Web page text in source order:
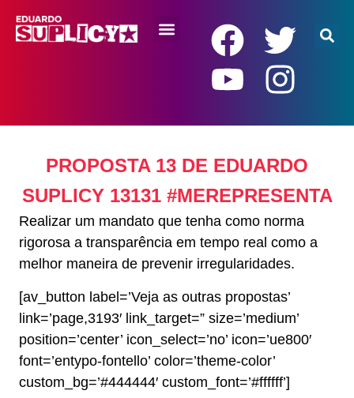
PROPOSTA 13 DE EDUARDO
SUPLICY 13131 #MEREPRESENTA
Realizar um mandato que tenha como norma
rigorosa a transparência em tempo real como a
melhor maneira de prevenir irregularidades.
[av_button label=’Veja as outras propostas’
link=’page,3193′ link_target=” size=’medium’
position=’center’ icon_select=’no’ icon=’ue800′
font=’entypo-fontello’ color=’theme-color’
custom_bg=’#444444′ custom_font=’#ffffff’]